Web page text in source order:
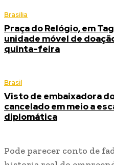
Brasília
Praça do Relógio, em
unidade móvel de
quinta-feira
Brasil
Visto de embaixadora
cancelado em meio a
diplomática
Pode parecer conto de